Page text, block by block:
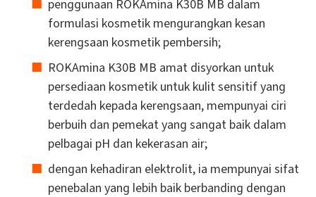
penggunaan ROKAmina K30B MB dalam
formulasi kosmetik mengurangkan kesan
kerengsaan kosmetik pembersih;
ROKAmina K30B MB amat disyorkan untuk
persediaan kosmetik untuk kulit sensitif yang
terdedah kepada kerengsaan, mempunyai ciri
berbuih dan pemekat yang sangat baik dalam
pelbagai pH dan kekerasan air;
dengan kehadiran elektrolit, ia mempunyai sifat
penebalan yang lebih baik berbanding dengan